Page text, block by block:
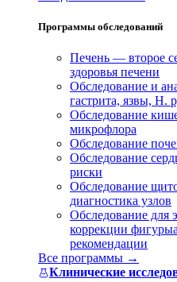
Программы обследований
Печень — второе
здоровья печени
Обследование и
гастрита, язвы, H.
Обследование
микрофлора
Обследование
Обследование
риски
Обследование
диагностика узлов
Обследование для
коррекции фигуры
рекомендации
Все программы →
Клинические